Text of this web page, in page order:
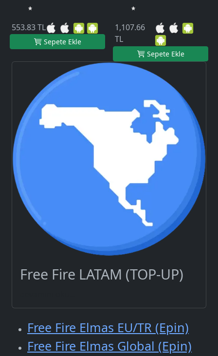
553.83 TL
Sepete Ekle
1,107.66
TL
Sepete Ekle
Free Fire LATAM (TOP-UP)
Free Fire Elmas EU/TR (Epin)
Free Fire Elmas Global (Epin)